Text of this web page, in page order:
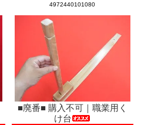
4972440101080
■廃番■ 購入不可｜職業用く
け台